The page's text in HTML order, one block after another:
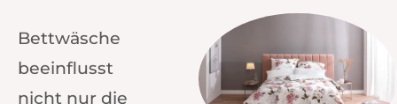
Bettwäsche
beeinflusst
nicht nur die